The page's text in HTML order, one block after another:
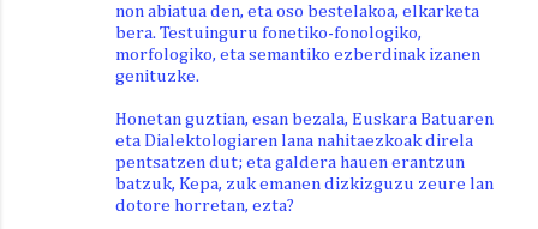
non abiatua den, eta oso bestelakoa, elkarketa
bera. Testuinguru fonetiko-fonologiko,
morfologiko, eta semantiko ezberdinak izanen
genituzke.
Honetan guztian, esan bezala, Euskara Batuaren
eta Dialektologiaren lana nahitaezkoak direla
pentsatzen dut; eta galdera hauen erantzun
batzuk, Kepa, zuk emanen dizkizguzu zeure lan
dotore horretan, ezta?